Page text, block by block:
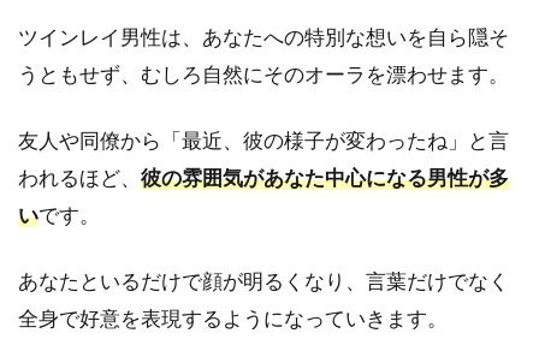
くな
ると
感じ
4.4
【葛
あな
の強
いと
ツインレイ男性は、あなたへの特別な想いを自ら隠そ
うともせず、むしろ自然にそのオーラを漂わせます。
友人や同僚から「最近、彼の様子が変わったね」と言
われるほど、 彼の雰囲気があなた中心になる男性が多
いです。
あなたといるだけで顔が明るくなり、言葉だけでなく
全身で好意を表現するようになっていきます。